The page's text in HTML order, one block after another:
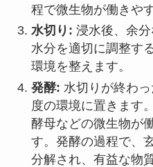
程で微生物が働きや
水切り: 浸水後、余分
水分を適切に調整す
環境を整えます。
発酵: 水切りが終わ
度の環境に置きます
酵母などの微生物が
す。発酵の過程で、
分解され、有益な物